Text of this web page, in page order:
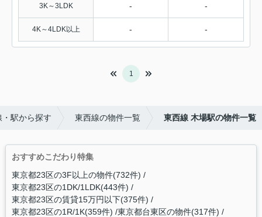
3K～3LDK - -
4K～4LDK以上 - -
1
・駅から探す 東西線の物件一覧 東西線 木場駅の物件一覧
おすすめこだわり特集
東京都23区の3F以上の物件(732件)
東京都23区の1DK/1LDK(443件)
東京都23区の賃貸15万円以下(375件)
東京都23区の1R/1K(359件) 東京都台東区の物件(317件)